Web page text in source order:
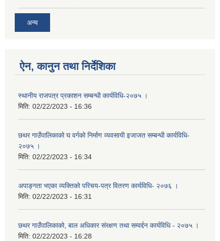
अन्य
ऐन, कानुन तथा निर्देशिका
स्थानीय राजपत्र प्रकाशन सम्बन्धी कार्यविधि-२०७५ ।
मिति: 02/22/2023 - 16:36
छथर गाउँपालिकाको घ वर्गको निर्माण व्यवसायी इजाजत सम्बन्धी कार्यविधि-
२०७५ ।
मिति: 02/22/2023 - 16:34
अपाङ्गता भएका व्यक्तिको परिचय-पत्र वितरण कार्यविधि- २०७६ ।
मिति: 02/22/2023 - 16:31
छथर गाउँपालिकाको, बाल अधिकार संरक्षण तथा सम्वर्द्दन कार्यविधि - २०७५ ।
मिति: 02/22/2023 - 16:28